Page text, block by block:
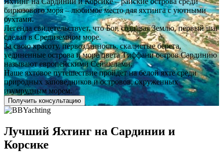
бирюзового моря – любимое место для яхтинга с уютными
бухтами.
Легенда свидетельствует, что Бог, создавая Землю, первый шаг
сделал в Средиземном море.
За свою красоту, первозданность, скалистые берега,
уединенные острова и море цвета Тиффани остров Сардинию
называют европейскими Сейшелами.
Наше яхтовое путешествие пройдет на белой яхте среди
природных заповедников и островов, окруженных
изумрудным морем.
Получить консультацию
Лучший Яхтинг на Сардинии и
Корсике